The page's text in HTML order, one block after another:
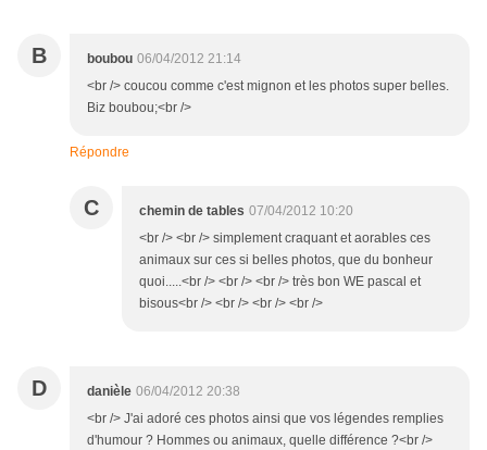
B boubou 06/04/2012 21:14
<br /> coucou comme c'est mignon et les photos super belles.
Biz boubou;<br />
Répondre
C chemin de tables 07/04/2012 10:20
<br /> <br /> simplement craquant et aorables ces
animaux sur ces si belles photos, que du bonheur
quoi.....<br /> <br /> <br /> très bon WE pascal et
bisous<br /> <br /> <br /> <br />
D danièle 06/04/2012 20:38
<br /> J'ai adoré ces photos ainsi que vos légendes remplies
d'humour ? Hommes ou animaux, quelle différence ?<br />